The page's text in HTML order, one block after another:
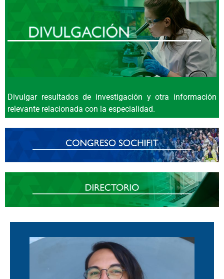
Divulgar resultados de investigación y otra información
relevante relacionada con la especialidad.